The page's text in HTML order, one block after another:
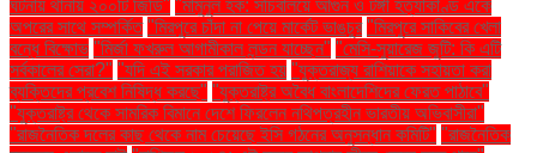
ঘটনায় থানায় ২০০টি জিডি" "মামুনুল হক: সচিবালয়ে আগুন ও টঙ্গী হত্যাকাণ্ড একে
অপরের সাথে সম্পর্কিত "মিরপুরে চাঁদা না পেয়ে মার্কেট ভাঙচুর "মিরপুরে সাকিবের খেলা
বন্ধে বিক্ষোভ "মির্জা ফখরুল আগামীকাল লন্ডন যাচ্ছেন" "মেসি-সুয়ারেজ জুটি: কি এটি
সর্বকালের সেরা?" "যদি এই সরকার পরাজিত হয় "যুক্তরাজ্য রাশিয়াকে সহায়তা করা
ব্যক্তিদের প্রবেশ নিষিদ্ধ করছে" "যুক্তরাষ্ট্র অবৈধ বাংলাদেশিদের ফেরত পাঠাবে"
"যুক্তরাষ্ট্র থেকে সামরিক বিমানে দেশে ফিরলেন নথিপত্রহীন ভারতীয় অভিবাসীরা"
"রাজনৈতিক দলের কাছ থেকে নাম চেয়েছে ইসি গঠনের অনুসন্ধান কমিটি" "রাজনৈতিক